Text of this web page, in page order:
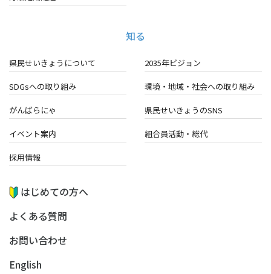
知る
県民せいきょうについて 2035年ビジョン
SDGsへの取り組み 環境・地域・ 社会への取り組み
がんばらにゃ 県民せいきょうのSNS
イベント案内 組合員活動・総代
採用情報
はじめての方へ
よくある質問
お問い合わせ
English